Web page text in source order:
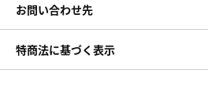
お問い合わせ先
特商法に基づく表示